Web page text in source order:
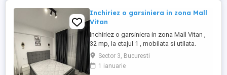
Inchiriez o garsiniera in zona Mall
Vitan
Inchiriez o garsiniera in zona Mall Vitan ,
32 mp, la etajul 1 , mobilata si utilata.
Blocul este reabilitat termic. Se accepta
animale de companie. este disponibila
imediat
Sector 3, Bucuresti
1 ianuarie